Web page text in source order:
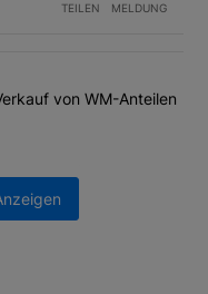
TEILEN MELDUNG
kommentierten
Pläne für den
von WM-Anteilen